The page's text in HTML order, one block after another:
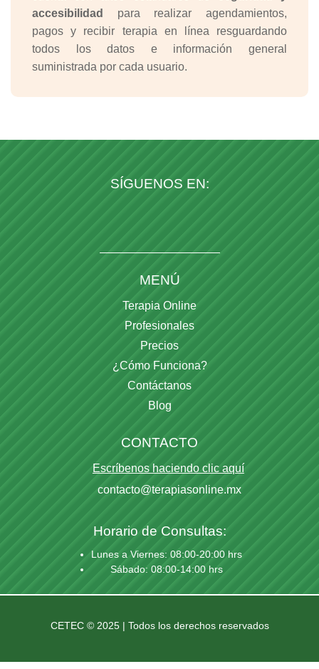
accesibilidad
para realizar agendamientos,
pagos y recibir terapia en línea resguardando
todos los datos e información general
suministrada por cada usuario.
SÍGUENOS EN:
MENÚ
Terapia Online
Profesionales
Precios
¿Cómo Funciona?
Contáctanos
Blog
CONTACTO
Escríbenos haciendo clic aquí
contacto@terapiasonline.mx
Horario de Consultas:
Lunes a Viernes: 08:00-20:00 hrs
Sábado: 08:00-14:00 hrs
CETEC © 2025 | Todos los derechos reservados